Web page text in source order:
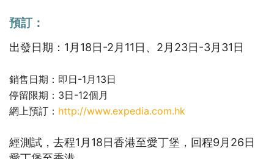
預訂：
出發日期：1月18日-2月11日、2月23日-3月31日
銷售日期：即日-1月13日
停留限期：3日-12個月
網上預訂： http://www.expedia.com.hk
經測試，去程1月18日香港至愛丁堡，回程9月26日